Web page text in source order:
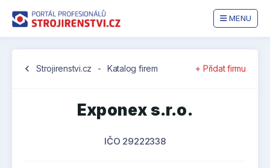
MENU
chevron_left Strojirenstvi.cz - Katalog firem + Přidat firmu
Exponex s.r.o.
IČO 29222338